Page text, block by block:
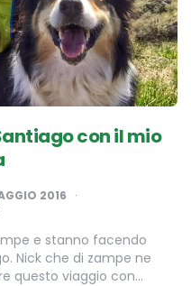
con il mio
2016
e stanno facendo
Nick che di zampe ne
questo viaggio con…